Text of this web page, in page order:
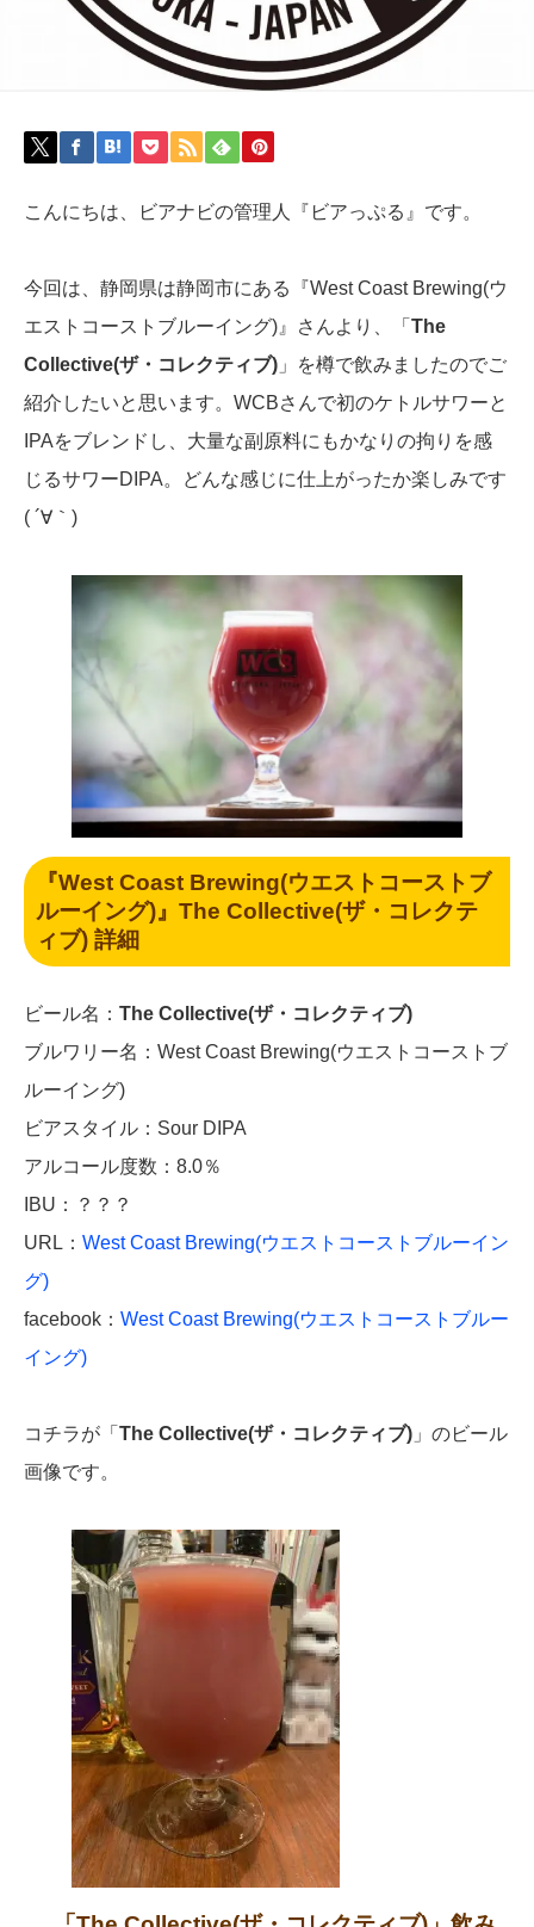
こんにちは、ビアナビの管理人『ビアっぷる』です。
今回は、静岡県は静岡市にある『West Coast Brewing(ウ
エストコーストブルーイング)』さんより、「 The
Collective(ザ・コレクティブ) 」を樽で飲みましたのでご
紹介したいと思います。WCBさんで初のケトルサワーと
IPAをブレンドし、大量な副原料にもかなりの拘りを感
じるサワーDIPA。どんな感じに仕上がったか楽しみです
( ´∀｀)
『West Coast Brewing(ウエストコーストブ
ルーイング)』 The Collective(ザ・コレクテ
ィブ)詳細
ビール名： The Collective(ザ・コレクティブ)
ブルワリー名：West Coast Brewing(ウエストコーストブ
ルーイング)
ビアスタイル：Sour DIPA
アルコール度数：8.0％
IBU：？？？
URL： West Coast Brewing(ウエストコーストブルーイン
グ)
facebook： West Coast Brewing(ウエストコーストブルー
イング)
コチラが「 The Collective(ザ・コレクティブ) 」のビール
画像です。